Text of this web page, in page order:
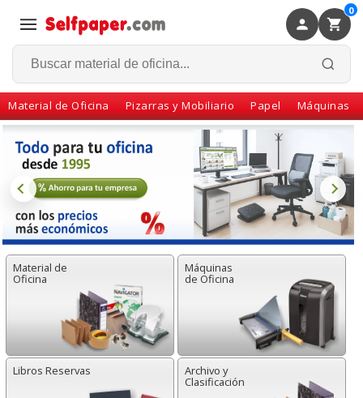
0
Material de Oficina Pizarras y Mobiliario Papel Máquinas
Volver
Material de
Oficina
Máquinas
de Oficina
Libros Reservas Archivo y
Clasificación